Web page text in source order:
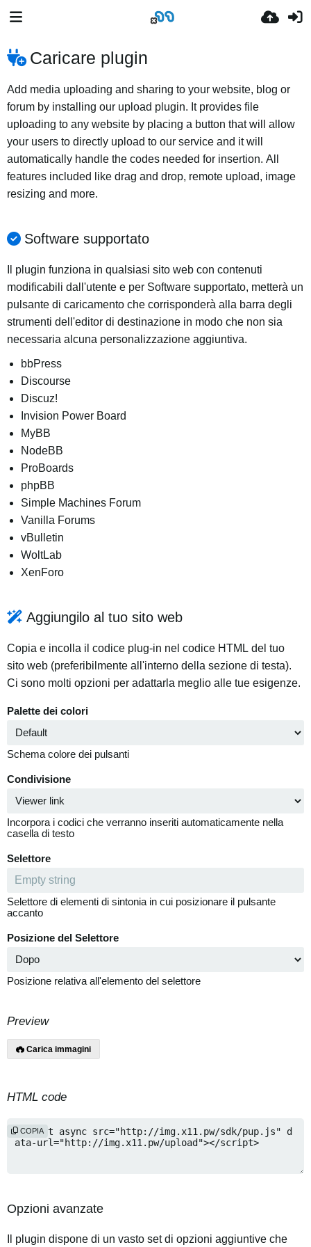
Caricare plugin
Add media uploading and sharing to your website, blog or
forum by installing our upload plugin. It provides file
uploading to any website by placing a button that will allow
your users to directly upload to our service and it will
automatically handle the codes needed for insertion. All
features included like drag and drop, remote upload, image
resizing and more.
Software supportato
Il plugin funziona in qualsiasi sito web con contenuti
modificabili dall'utente e per Software supportato, metterà un
pulsante di caricamento che corrisponderà alla barra degli
strumenti dell'editor di destinazione in modo che non sia
necessaria alcuna personalizzazione aggiuntiva.
bbPress
Discourse
Discuz!
Invision Power Board
MyBB
NodeBB
ProBoards
phpBB
Simple Machines Forum
Vanilla Forums
vBulletin
WoltLab
XenForo
Aggiungilo al tuo sito web
Copia e incolla il codice plug-in nel codice HTML del tuo
sito web (preferibilmente all'interno della sezione di testa).
Ci sono molti opzioni per adattarla meglio alle tue esigenze.
Palette dei colori
Schema colore dei pulsanti
Condivisione
Incorpora i codici che verranno inseriti automaticamente nella
casella di testo
Selettore
Selettore di elementi di sintonia in cui posizionare il pulsante
accanto
Posizione del Selettore
Posizione relativa all'elemento del selettore
Preview
Carica immagini
HTML code
COPIA
Opzioni avanzate
Il plugin dispone di un vasto set di opzioni aggiuntive che